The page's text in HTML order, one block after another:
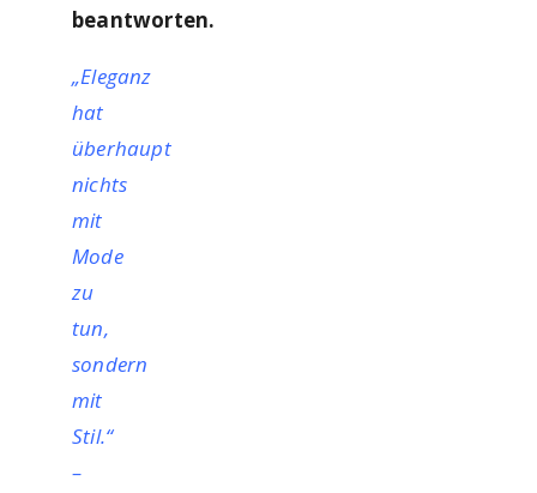
beantworten.
„Eleganz
hat
überhaupt
nichts
mit
Mode
zu
tun,
sondern
mit
Stil.“
–